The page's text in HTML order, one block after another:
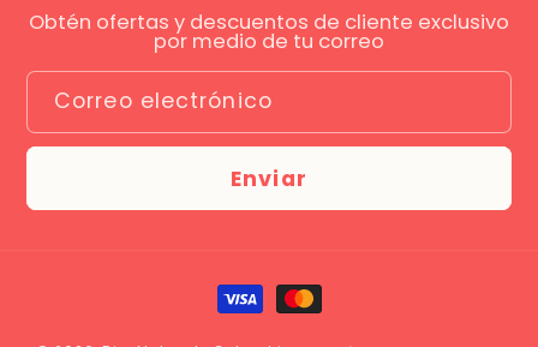
Obtén ofertas y descuentos de cliente exclusivo
por medio de tu correo
Correo electrónico
Enviar
Formas
de
pago